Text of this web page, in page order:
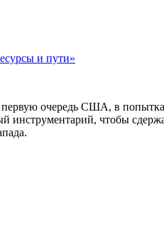
и пути»
очередь США, в
инструментарий, чтобы